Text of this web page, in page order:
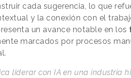
cada sugerencia, lo que
y la conexión con el
un avance notable en los
marcados por procesos
liderar con IA en una industria